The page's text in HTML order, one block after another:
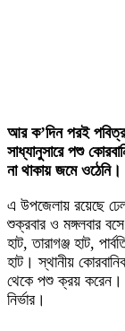
আর ক’দিন পরই
সাধ্যানুসারে পশু
না থাকায় জমে ওঠেনি।
এ উপজেলায় রয়েছে
শুক্রবার ও মঙ্গলবার
হাট, তারাগঞ্জ হাট,
হাট। স্থানীয়
থেকে পশু ক্রয় করেন।
নির্ভার।